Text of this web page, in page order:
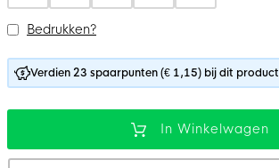
Bedrukken?
Verdien 23 spaarpunten (€ 1,15) bij dit product
In Winkelwagen